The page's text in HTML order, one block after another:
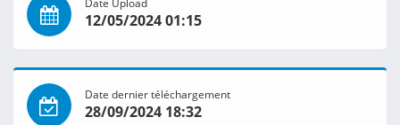
Date Upload
12/05/2024 01:15
Date dernier téléchargement
28/09/2024 18:32